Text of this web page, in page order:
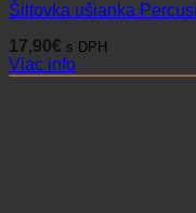
Šiltovka ušianka
17,90€ s DPH
Viac info